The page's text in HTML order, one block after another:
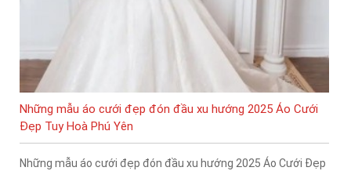
Những mẫu áo cưới đẹp đón đầu xu hướng 2025 Áo Cưới
Đẹp Tuy Hoà Phú Yên
Những mẫu áo cưới đẹp đón đầu xu hướng 2025 Áo Cưới Đẹp